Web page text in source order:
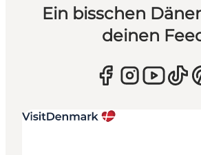
Ein bisschen
deinen